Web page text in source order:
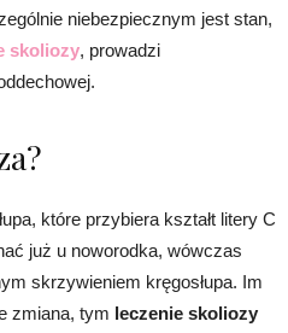
niebezpiecznym jest stan,
skoliozy, prowadzi
które przybiera kształt litery C
już u noworodka, wówczas
skrzywieniem kręgosłupa. Im
zmiana, tym leczenie skoliozy